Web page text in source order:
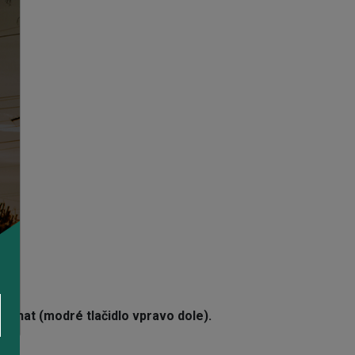
chat (modré tlačidlo vpravo dole).